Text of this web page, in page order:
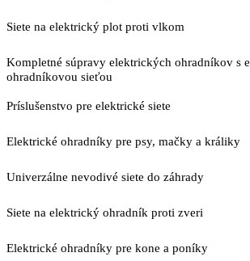
Siete na elektrický plot proti vlkom
Kompletné súpravy elektrických ohradníkov s
ohradníkovou sieťou
Príslušenstvo pre elektrické siete
Elektrické ohradníky pre psy, mačky a králiky
Univerzálne nevodivé siete do záhrady
Siete na elektrický ohradník proti zveri
Elektrické ohradníky pre kone a poníky